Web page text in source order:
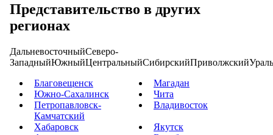
Представительство в других
регионах
ДальневосточныйСеверо-
ЗападныйЮжныйЦентральныйСибирскийПриволжский
Благовещенск
Магадан
Южно-Сахалинск
Чита
Петропавловск-
Камчатский
Владивосток
Хабаровск
Якутск